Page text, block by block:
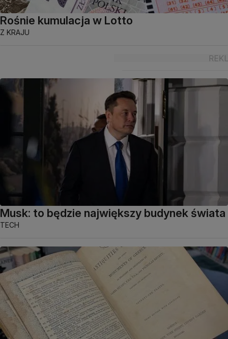
Rośnie kumulacja w Lotto
Z KRAJU
Musk: to będzie największy budynek świata
TECH